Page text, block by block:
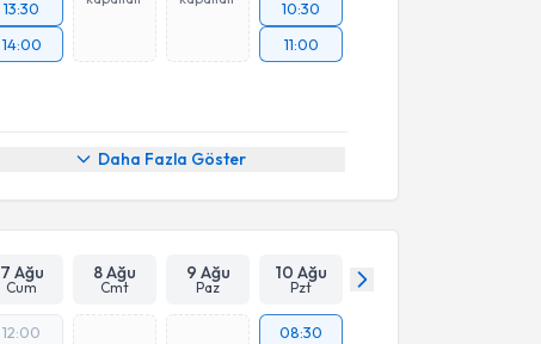
13:30
14:00
10:30
11:00
Daha Fazla Göster
7 Ağu
Cum
8 Ağu
Cmt
9 Ağu
Paz
10 Ağu
Pzt
12:00
08:30